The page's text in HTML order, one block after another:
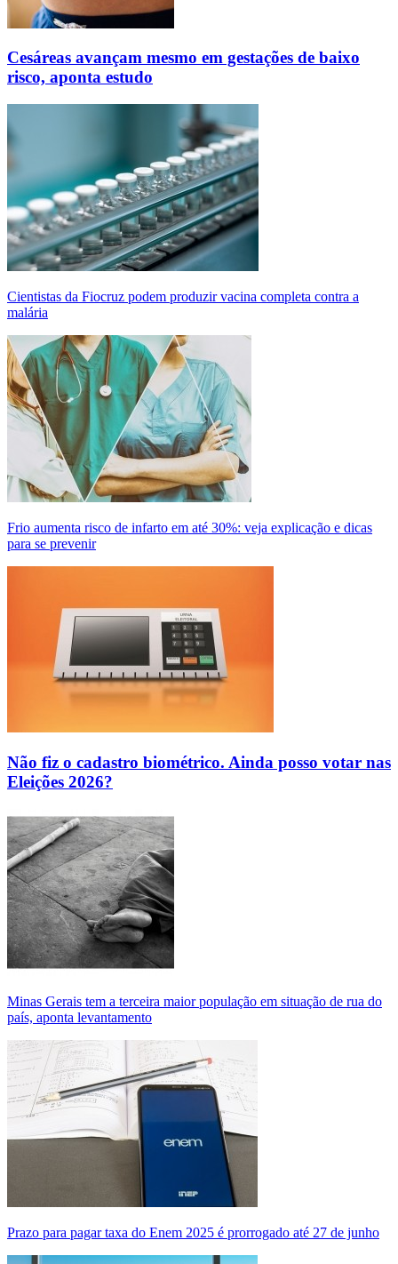
Cesáreas avançam mesmo em gestações de baixo
risco, aponta estudo
Cientistas da Fiocruz podem produzir vacina completa contra a
malária
Frio aumenta risco de infarto em até 30%: veja explicação e dicas
para se prevenir
Não fiz o cadastro biométrico. Ainda posso votar nas
Eleições 2026?
Minas Gerais tem a terceira maior população em situação de rua do
país, aponta levantamento
Prazo para pagar taxa do Enem 2025 é prorrogado até 27 de junho